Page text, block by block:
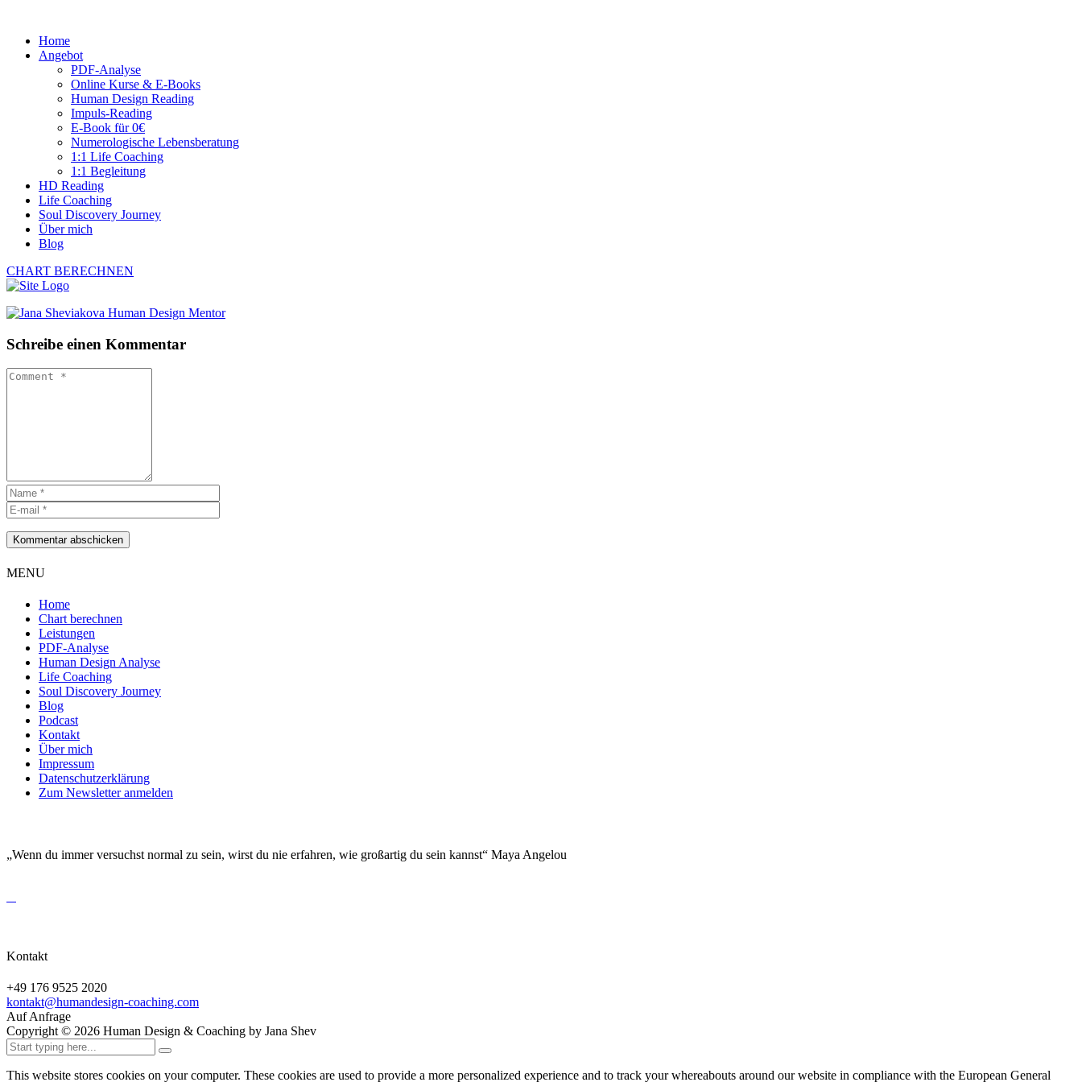
Home
Angebot
PDF-Analyse
Online Kurse & E-Books
Human Design Reading
Impuls-Reading
E-Book für 0€
Numerologische Lebensberatung
1:1 Life Coaching
1:1 Begleitung
HD Reading
Life Coaching
Soul Discovery Journey
Über mich
Blog
CHART BERECHNEN
Schreibe einen Kommentar
Kommentar abschicken
MENU
Home
Chart berechnen
Leistungen
PDF-Analyse
Human Design Analyse
Life Coaching
Soul Discovery Journey
Blog
Podcast
Kontakt
Über mich
Impressum
Datenschutzerklärung
Zum Newsletter anmelden
„Wenn du immer versuchst normal zu sein, wirst du nie erfahren, wie großartig du sein kannst“ Maya Angelou
Kontakt
+49 176 9525 2020
kontakt@humandesign-coaching.com
Auf Anfrage
Copyright © 2026 Human Design & Coaching by Jana Shev
This website stores cookies on your computer. These cookies are used to provide a more personalized experience and to track your whereabouts around our website in compliance with the European General